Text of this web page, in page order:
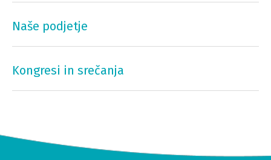
Naše podjetje
Kongresi in srečanja